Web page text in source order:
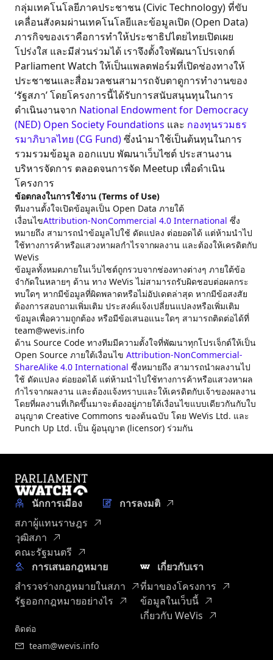
กลุ่มเทคโนโลยีภาคประชาชน (Civic Technology) ที่ขับ
เคลื่อนสังคมผ่านเทคโนโลยีและข้อมูลเปิด (Open Data)
ภารกิจของเราคือการทำให้ประชาธิปไตยไทยเปิดเผย
โปร่งใส และมีส่วนร่วมได้ เราจึงตั้งใจพัฒนาโปรเจกต์
Parliament Watch ให้เป็นแพลตฟอร์มที่เปิดช่องทางให้
ประชาชนและสื่อมวลชนสามารถจับตาดูการทำงานของ
‘รัฐสภา’ โดยโครงการนี้ได้รับการสนับสนุนทุนในการ
ดำเนินงานจาก National Endowment for Democracy
(NED) Open Society Foundations และ กองทุนรวมธร
รมาภิบาลไทย (CG Fund)ซึ่งนำมาใช้เป็นต้นทุนในการ
รวมรวมข้อมูล ออกแบบ พัฒนาเว็บไซต์ ประสานงาน
บริหารจัดการ ตลอดจนการจัด Meetup เพื่อดำเนิน
โครงการ
ข้อตกลงในการใช้งาน (Terms of Use)
ทีมงานตั้งใจเปิดข้อมูลเป็น Open Data ภายใต้
เงื่อนไขAttribution-NonCommercial 4.0 International ซึ่ง
หมายถึง สามารถนำข้อมูลไปใช้ ดัดแปลง ต่อยอดได้ แต่ห้ามนำไป
ใช้ทางการค้าหรือแสวงหาผลกำไรจากผลงาน และต้องให้เครดิตกับ
WeVis
ข้อมูลทั้งหมดภายในเว็บไซต์ถูกรวบจากช่องทางต่างๆ ภายใต้ข้อ
จำกัดในหลายๆ ด้าน ทาง WeVis ไม่สามารถรับผิดชอบต่อผลกระ
ทบใดๆ หากมีข้อมูลที่ผิดพลาดหรือไม่อัปเดตล่าสุด หากมีข้อสงสัย
ต้องการสอบถามเพิ่มเติม ประสงค์แจ้งเปลี่ยนแปลงหรือเพิ่มเติม
ข้อมูลเพื่อความถูกต้อง หรือมีข้อเสนอแนะใดๆ สามารถติดต่อได้ที่
team@wevis.info
ด้าน Source Code ทางทีมมีความตั้งใจที่พัฒนาทุกโปรเจ็กต์ให้เป็น
Open Source ภายใต้เงื่อนไข Attribution-NonCommercial-
ShareAlike 4.0 International ซึ่งหมายถึง สามารถนำผลงานไป
ใช้ ดัดแปลง ต่อยอดได้ แต่ห้ามนำไปใช้ทางการค้าหรือแสวงหาผล
กำไรจากผลงาน และต้องแจ้งทราบและให้เครดิตกับเจ้าของผลงาน
โดยที่ผลงานที่เกิดขึ้นมาจะต้องอยู่ภายใต้เงื่อนไขแบบเดียวกันกับใบ
อนุญาต Creative Commons ของต้นฉบับ โดย WeVis Ltd. และ
Punch Up Ltd. เป็น ผู้อนุญาต (licensor) ร่วมกัน
นักการเมือง
สภาผู้แทนราษฎร
วุฒิสภา
คณะรัฐมนตรี
การลงมติ
การเสนอกฎหมาย
สำรวจร่างกฎหมายในสภา
รัฐออกกฎหมายอย่างไร
เกี่ยวกับเรา
ที่มาของโครงการ
ข้อมูลในเว็บนี้
เกี่ยวกับ WeVis
ติดต่อ
team@wevis.info